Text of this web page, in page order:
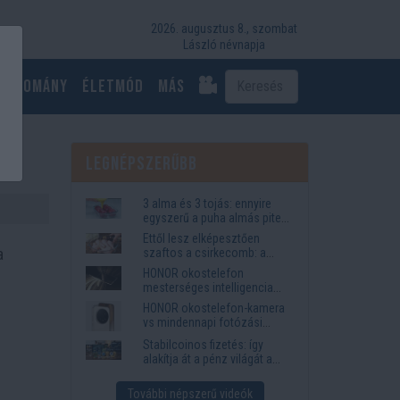
2026. augusztus 8., szombat
László névnapja
Tudomány Életmód más
3 alma és 3 tojás: ennyire
egyszerű a puha almás pite
titka
Ettől lesz elképesztően
szaftos a csirkecomb: a
sörös pác a titok
HONOR okostelefon
mesterséges intelligencia
funkciók, amelyek
megkönnyítik az életet
HONOR okostelefon-kamera
vs mindennapi fotózási
igények
Stabilcoinos fizetés: így
alakítja át a pénz világát a
Western Union
További népszerű videók